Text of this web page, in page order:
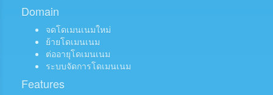
Domain
จดโดเมนเนมใหม่
ย้ายโดเมนเนม
ต่ออายุโดเมนเนม
ระบบจัดการโดเมนเนม
Features